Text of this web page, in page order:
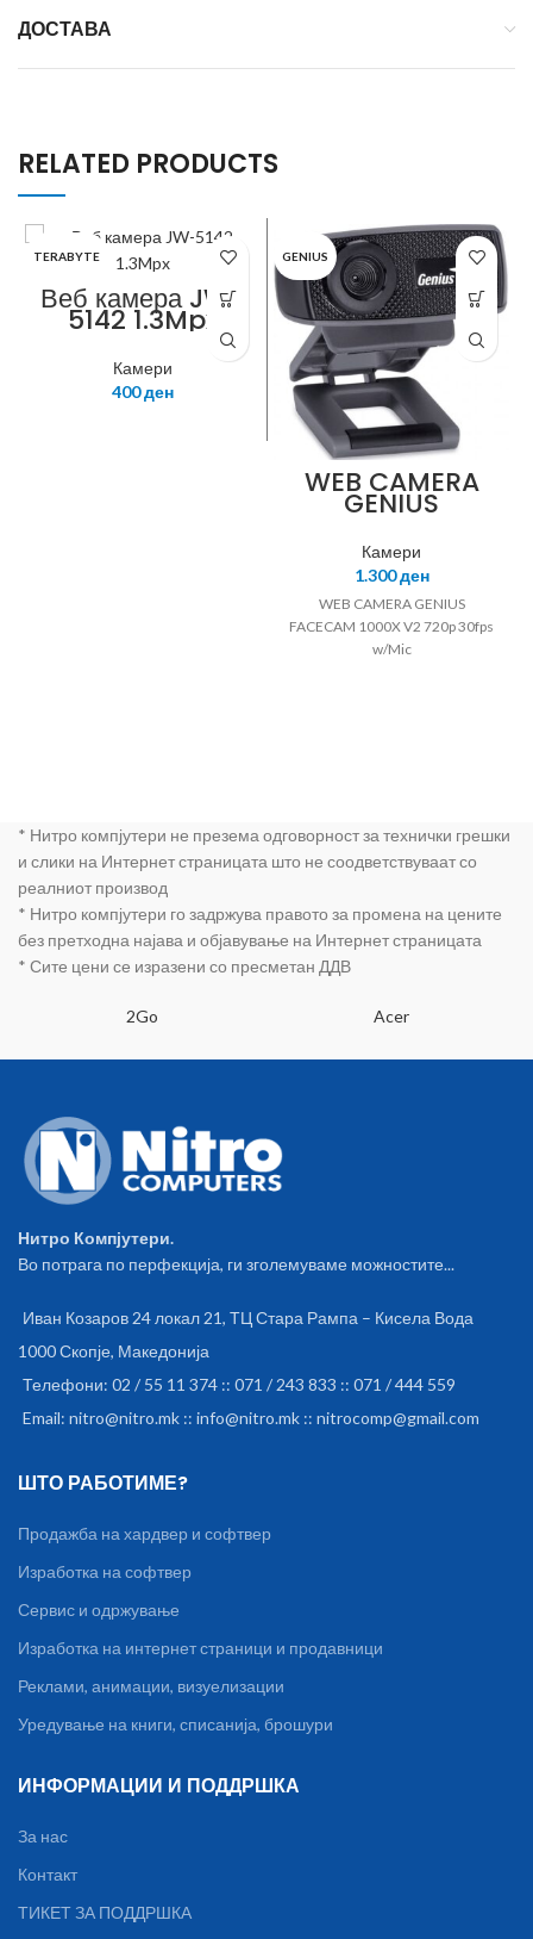
ДОСТАВА
RELATED PRODUCTS
TERABYTE
Веб камера JW-
5142 1.3Mpx
Камери
400ден
GENIUS
WEB CAMERA
GENIUS
1000X V2 720p
30fps w/Mic
Камери
1.300ден
WEB CAMERA GENIUS
FACECAM 1000X V2 720p 30fps
w/Mic
* Нитро компјутери не презема одговорност за технички грешки
и слики на Интернет страницата што не соодветствуваат со
реалниот производ
* Нитро компјутери го задржува правото за промена на цените
без претходна најава и објавување на Интернет страницата
* Сите цени се изразени со пресметан ДДВ
2Go Acer
Нитро Компјутери.
Во потрага по перфекција, ги зголемуваме можностите...
Иван Козаров 24 локал 21, ТЦ Стара Рампа – Кисела Вода
1000 Скопје, Македонија
Телефони: 02 / 55 11 374 :: 071 / 243 833 :: 071 / 444 559
Email: nitro@nitro.mk :: info@nitro.mk :: nitrocomp@gmail.com
ШТО РАБОТИМЕ?
Продажба на хардвер и софтвер
Изработка на софтвер
Сервис и одржување
Изработка на интернет страници и продавници
Реклами, анимации, визуелизации
Уредување на книги, списанија, брошури
ИНФОРМАЦИИ И ПОДДРШКА
За нас
Контакт
ТИКЕТ ЗА ПОДДРШКА